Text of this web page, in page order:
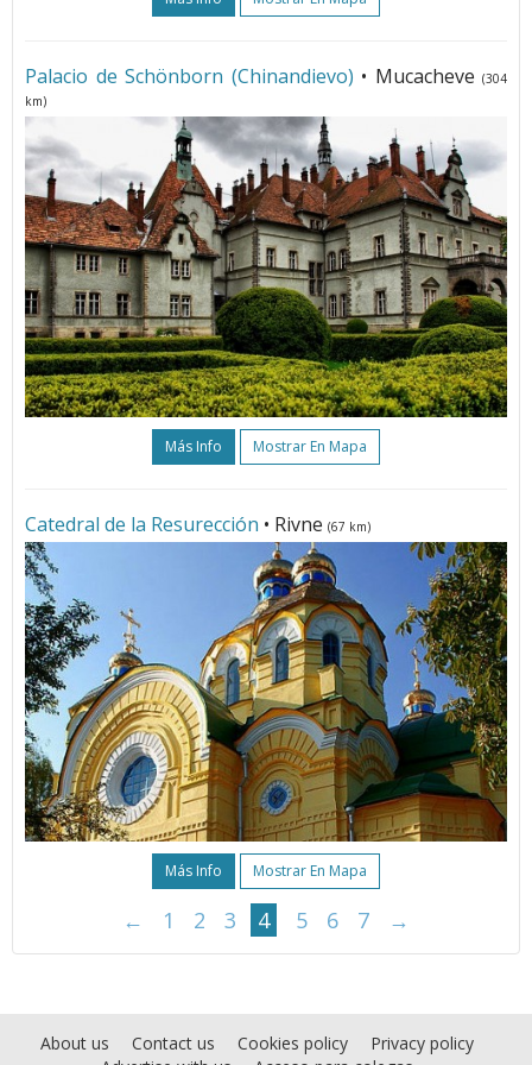
Palacio de Schönborn (Chinandievo) • Mucacheve (304
km)
Más Info Mostrar En Mapa
Catedral de la Resurección • Rivne (67 km)
Más Info Mostrar En Mapa
← 1 2 3 4 5 6 7 →
About us Contact us Cookies policy
Privacy policy